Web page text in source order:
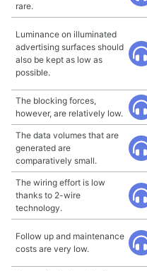
rare.
Luminance on illuminated
advertising surfaces should
also be kept as low as
possible.
The blocking forces,
however, are relatively low.
The data volumes that are
generated are
comparatively small.
The wiring effort is low
thanks to 2-wire
technology.
Follow up and maintenance
costs are very low.